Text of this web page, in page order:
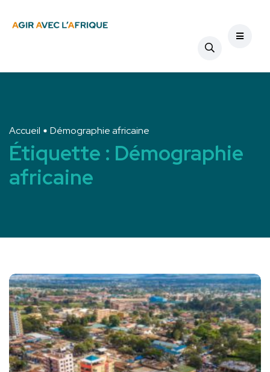
Accueil Démographie africaine
Étiquette : Démographie
africaine